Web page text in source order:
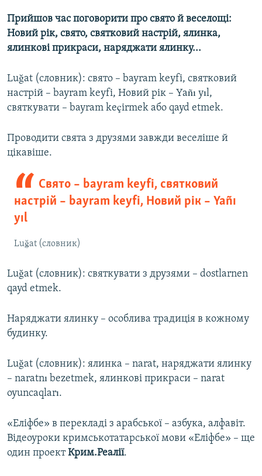
Прийшов час поговорити про свято й веселощі:
Новий рік, свято, святковий настрій, ялинка,
ялинкові прикраси, наряджати ялинку...
Luğat (словник): свято – bayram keyfi, святковий
настрій – bayram keyfi, Новий рік – Yañı yıl,
святкувати – bayram keçirmek або qayd etmek.
Проводити свята з друзями завжди веселіше й
цікавіше.
Свято – bayram keyfi, святковий
настрій – bayram keyfi, Новий рік – Yañı
yıl
Luğat (словник)
Luğat (словник): святкувати з друзями – dostlarnen
qayd etmek.
Наряджати ялинку – особлива традиція в кожному
будинку.
Luğat (словник): ялинка – narat, наряджати ялинку
– naratnı bezetmek, ялинкові прикраси – narat
oyuncaqları.
«Еліфбе» в перекладі з арабської – азбука, алфавіт.
Відеоуроки кримськотатарської мови «Еліфбе» – ще
один проектКрим.Реалії.